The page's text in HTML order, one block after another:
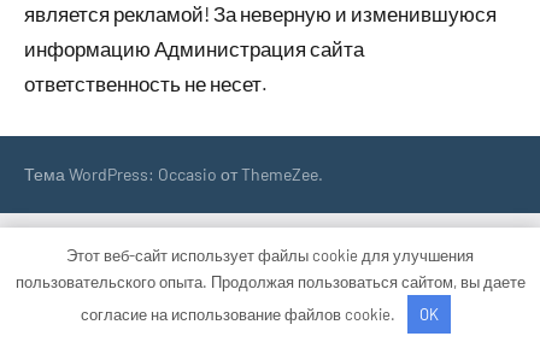
является рекламой! За неверную и изменившуюся
информацию Администрация сайта
ответственность не несет.
Тема WordPress: Occasio от ThemeZee.
Этот веб-сайт использует файлы cookie для улучшения
пользовательского опыта. Продолжая пользоваться сайтом, вы даете
согласие на использование файлов cookie.
OK